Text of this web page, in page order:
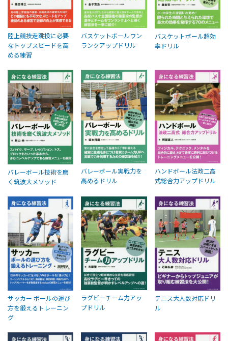
陸上競技走跳投に必要
なトップスピードを高
める練習
バスケットボールワン
ランクアップドリル
バスケットボール超効
率ドリル
バレーボール技術を磨
く筑波大メソッド
バレーボール実戦力を
高めるドリル
ハンドボール法政二高
式総合力アップドリル
サッカー ボールの運び
方を鍛えるトレーニン
グ
ラグビーチーム力アッ
プドリル
テニス大人数対応ドリ
ル